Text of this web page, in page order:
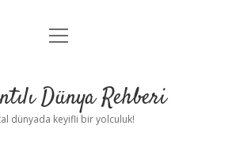
Anasayfa
Yasal Uyarı
menüyü
Dünya Rehberi
dünyada keyifli bir yolculuk!